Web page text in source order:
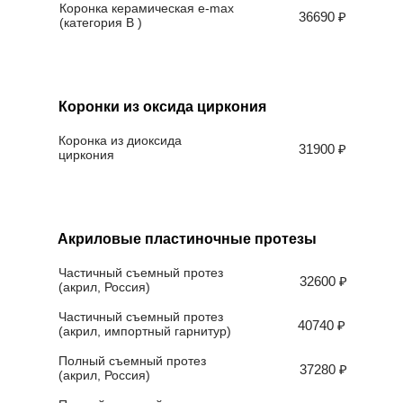
Коронки из оксида циркония
Коронка керамическая e-max
(категория B )
Коронка из диоксида
циркония
31900 ₽
36690 ₽
Акриловые пластиночные протезы
Частичный съемный протез
(акрил, импортный гарнитур)
Частичный съемный протез
(акрил, Россия)
32600 ₽
40740 ₽
Полный съемный протез
(акрил, Россия)
37280 ₽